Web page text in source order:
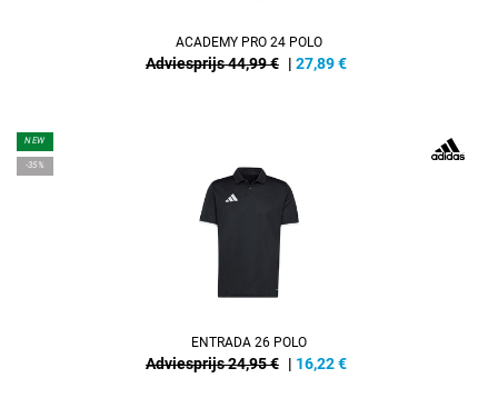
ACADEMY PRO 24 POLO
Adviesprijs 44,99 € | 27,89€
NEW
-35%
ENTRADA 26 POLO
Adviesprijs 24,95 € | 16,22€